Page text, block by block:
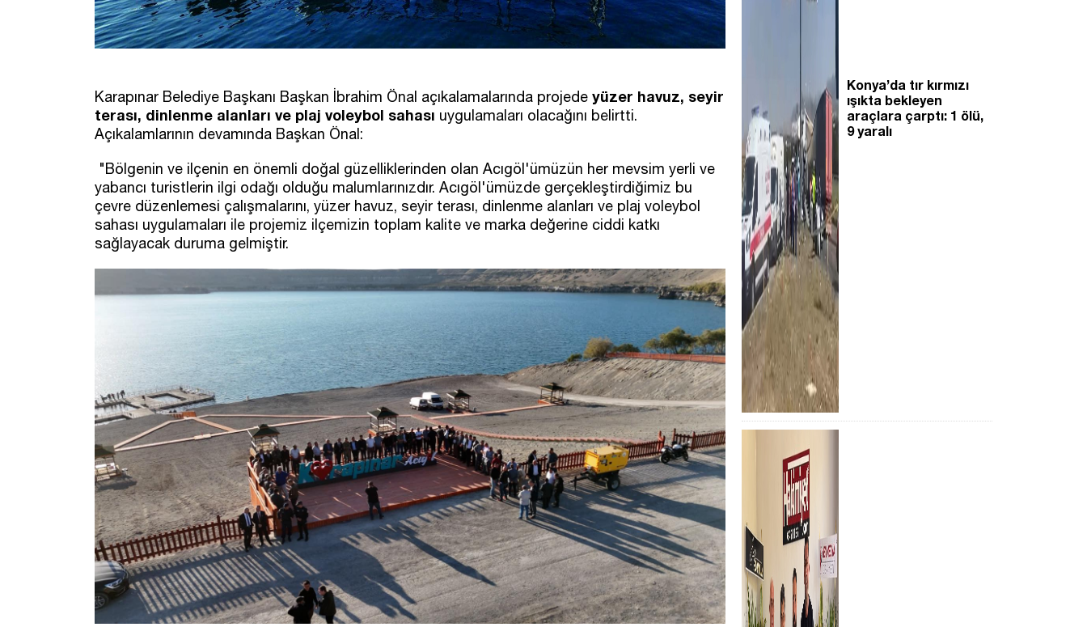
Karapınar Belediye Başkanı Başkan İbrahim Önal açıkalamalarında projede yüzer havuz, seyir
terası, dinlenme alanları ve plaj voleybol sahası uygulamaları olacağını belirtti.
Açıkalamlarının devamında Başkan Önal:
"Bölgenin ve ilçenin en önemli doğal güzelliklerinden olan Acıgöl'ümüzün her mevsim yerli ve
yabancı turistlerin ilgi odağı olduğu malumlarınızdır. Acıgöl'ümüzde gerçekleştirdiğimiz bu
çevre düzenlemesi çalışmalarını, yüzer havuz, seyir terası, dinlenme alanları ve plaj voleybol
sahası uygulamaları ile projemiz ilçemizin toplam kalite ve marka değerine ciddi katkı
sağlayacak duruma gelmiştir.
Konya’da tır kırmızı
ışıkta bekleyen
araçlara çarptı: 1 ölü,
9 yaralı